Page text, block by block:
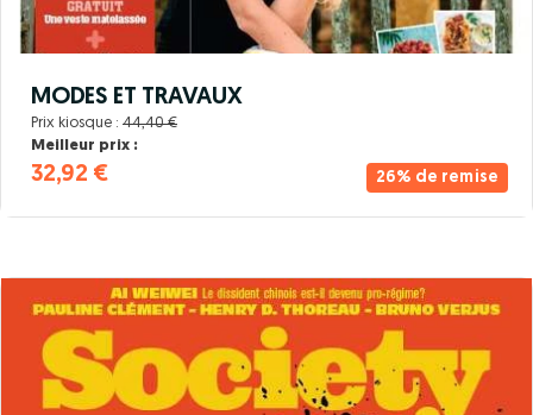
26% de remise
MODES ET TRAVAUX
Prix kiosque : 44,40 €
Meilleur prix :
32,92 €